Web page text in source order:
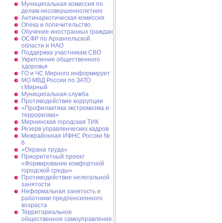
Муниципальная комиссия по
делам несовершеннолетних
Антинаркотическая комиссия
Опека и попечительство
Обучение иностранных граждан
ОСФР по Архангельской
области и НАО
Поддержка участникам СВО
Укрепление общественного
здоровья
ГО и ЧС Мирного информирует
МО МВД России по ЗАТО
г.Мирный
Муниципальная cлужба
Противодействие коррупции
«Профилактика экстремизма и
терроризма»
Мирнинская городская ТИК
Резерв управленческих кадров
Межрайонная ИФНС России №
6
«Охрана труда»
Приоритетный проект
«Формирование комфортной
городской среды»
Противодействие нелегальной
занятости
Неформальная занятость и
работники предпенсионного
возраста
Территориальное
общественное самоуправление